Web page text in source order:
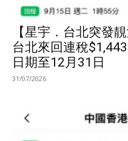
【星宇．台北突發
台北來回連稅
日期至12月31日
31/07/2026